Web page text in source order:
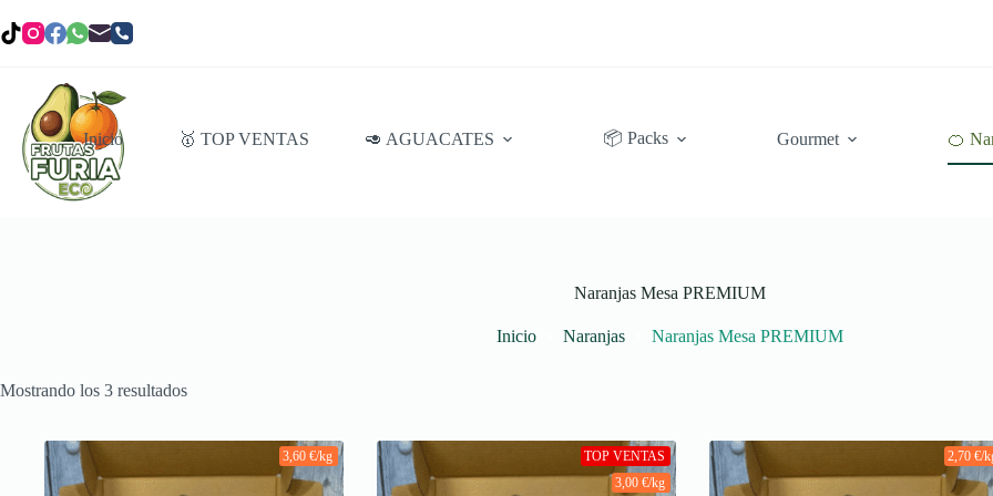
al
contenido
Inicio 🥇 TOP VENTAS 🥑 AGUACATES 📦 Packs Gourmet 🍊
Naranjas Mesa PREMIUM
Inicio Naranjas Naranjas Mesa PREMIUM
Mostrando los 3 resultados
3,60 €/kg
TOP VENTAS
3,00 €/kg
2,70 €/